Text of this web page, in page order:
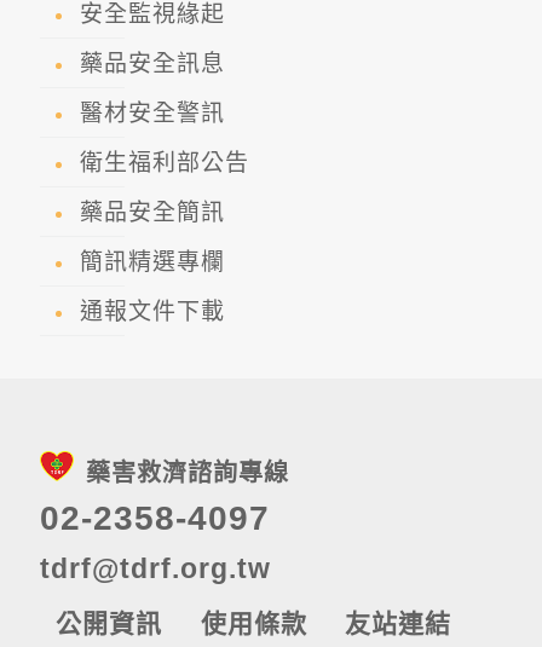
安全監視緣起
藥品安全訊息
醫材安全警訊
衛生福利部公告
藥品安全簡訊
簡訊精選專欄
通報文件下載
藥害救濟諮詢專線
02-2358-4097
tdrf@tdrf.org.tw
公開資訊 使用條款 友站連結